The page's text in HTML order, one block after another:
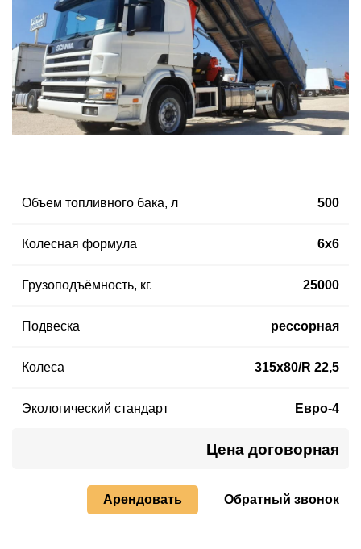
Объем топливного бака, л 500
Колесная формула 6х6
Грузоподъёмность, кг. 25000
Подвеска рессорная
Колеса 315x80/R 22,5
Экологический стандарт Евро-4
Цена договорная
Арендовать Обратный звонок